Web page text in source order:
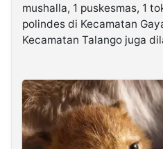
mushalla, 1 puskesmas, 1
polindes di Kecamatan
Kecamatan Talango juga